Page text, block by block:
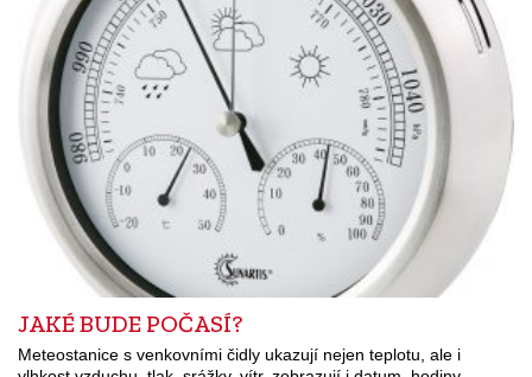
JAKÉ BUDE POČASÍ?
Meteostanice s venkovními čidly ukazují nejen teplotu, ale i